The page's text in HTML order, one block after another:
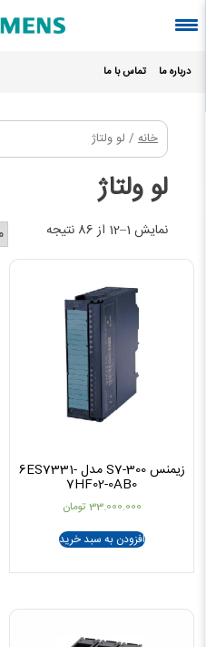
to
درباره ما تماس با ما
خانه / لو ولتاژ
لو ولتاژ
نمایش 1–12 از 86 نتیجه
زیمنس S7-300 مدل 6ES7331-
7HF02-0AB0
33.000.000 تومان
افزودن به سبد خرید